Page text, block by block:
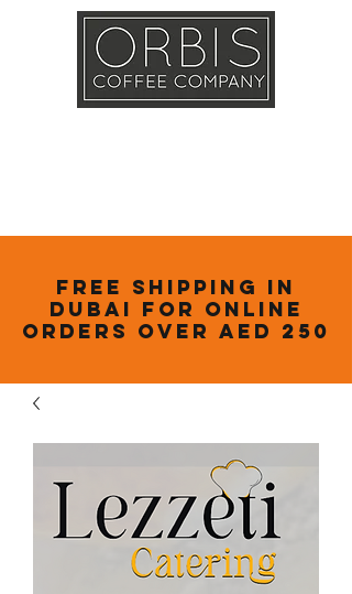
Free Shipping in
Dubai for online
orders over AED 250